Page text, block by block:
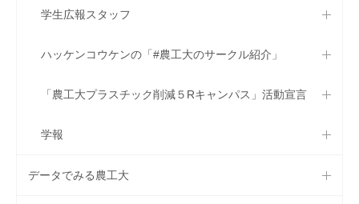
学生広報スタッフ
ハッケンコウケンの「#農工大のサークル紹介」
「農工大プラスチック削減５Rキャンパス」活動宣言
学報
データでみる農工大